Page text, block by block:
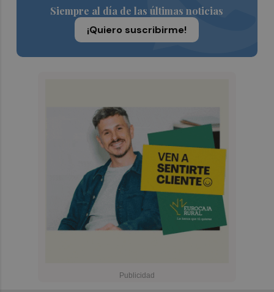
Siempre al día de las últimas noticias
¡Quiero suscribirme!